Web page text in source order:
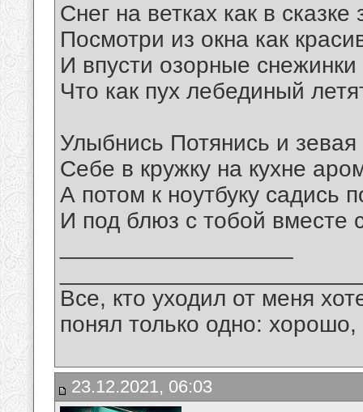
Снег на ветках как в
Посмотри из окна как
И впусти озорные
Что как пух лебединый
Улыбнись Потянись и
Себе в кружку на кухне
А потом к ноутбуку садись
И под блюз с тобой вместе
Все, кто уходил от меня
понял только одно:
23.12.2021, 06:03